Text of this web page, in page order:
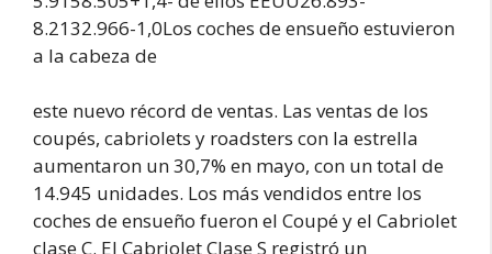
8.2132.966-1,0Los coches de ensueño estuvieron
a la cabeza de
este nuevo récord de ventas. Las ventas de los
coupés, cabriolets y roadsters con la estrella
aumentaron un 30,7% en mayo, con un total de
14.945 unidades. Los más vendidos entre los
coches de ensueño fueron el Coupé y el Cabriolet
clase C. El Cabriolet Clase S registró un